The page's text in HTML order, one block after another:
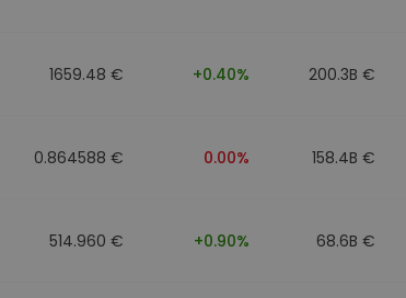
1659.48 € +0.40% 200.3B €
0.864588 € 0.00% 158.4B €
514.960 € +0.90% 68.6B €